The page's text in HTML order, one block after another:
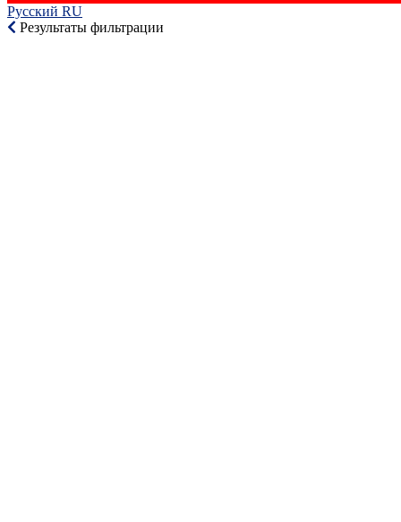
Русский RU‎
Результаты фильтрации